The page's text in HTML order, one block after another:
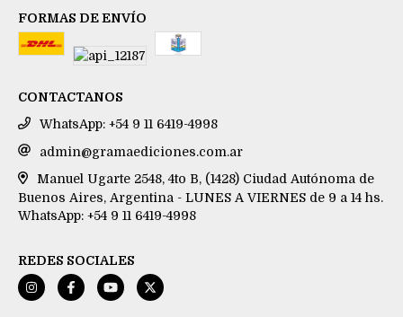
FORMAS DE ENVÍO
CONTACTANOS
WhatsApp: +54 9 11 6419-4998
admin@gramaediciones.com.ar
Manuel Ugarte 2548, 4to B, (1428) Ciudad Autónoma de
Buenos Aires, Argentina - LUNES A VIERNES de 9 a 14 hs.
WhatsApp: +54 9 11 6419-4998
REDES SOCIALES